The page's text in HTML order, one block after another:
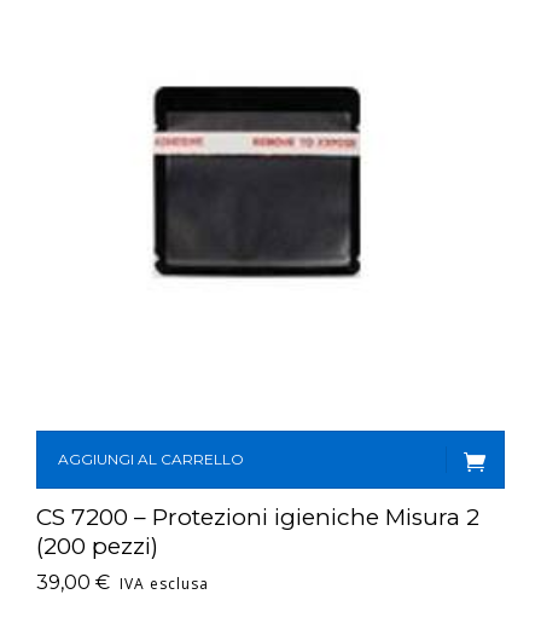
AGGIUNGI AL CARRELLO
CS 7200 – Protezioni igieniche Misura 2
(200 pezzi)
39,00 € IVA esclusa